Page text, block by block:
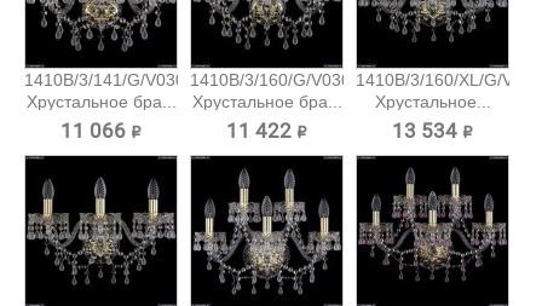
1410B/3/141/G/V0300
Хрустальное бра...
11 066 ₽
1410B/3/160/G/V0300
Хрустальное бра...
11 422 ₽
1410B/3/160/XL/G/
Хрустальное...
13 534 ₽